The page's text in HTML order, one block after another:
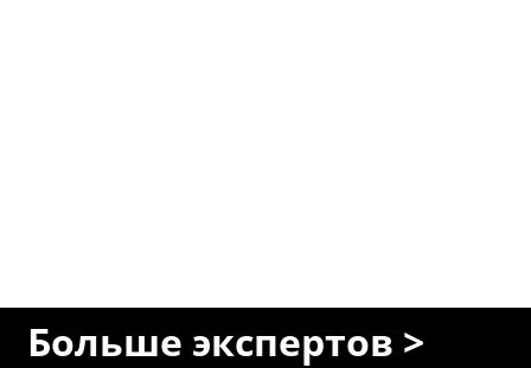
Больше экспертов >